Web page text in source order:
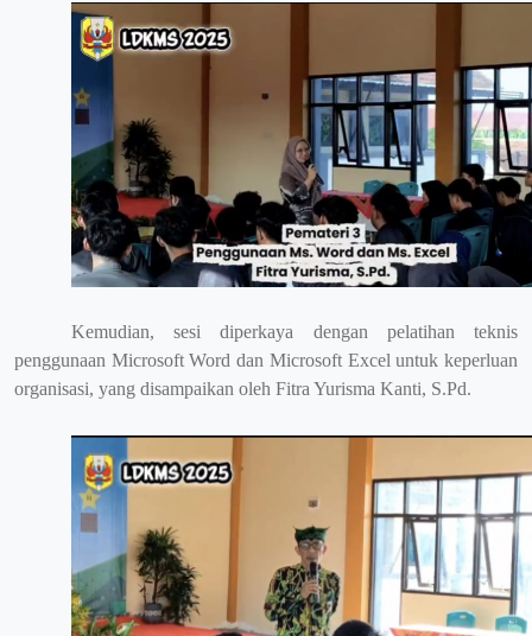
Kemudian, sesi diperkaya dengan pelatihan teknis
penggunaan Microsoft Word dan Microsoft Excel untuk keperluan
organisasi, yang disampaikan oleh Fitra Yurisma Kanti, S.Pd.